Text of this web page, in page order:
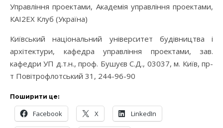
Управління проектами, Академія управління проектами,
КАІ2ЕХ Клуб (Україна)
Київський національний університет будівництва і
архітектури, кафедра управління проектами, зав.
кафедри УП д.т.н., проф. Бушуєв С.Д., 03037, м. Київ, пр-
т Повітрофлотський 31, 244-96-90
Поширити це:
Facebook X LinkedIn